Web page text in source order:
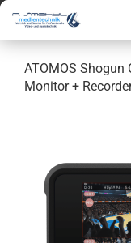
ATOMOS Shogun
Monitor +